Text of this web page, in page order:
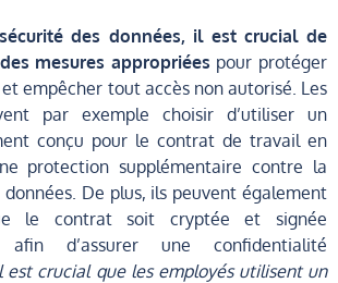
des données, il est crucial de
mesures appropriées pour protéger
empêcher tout accès non autorisé. Les
par exemple choisir d’utiliser un
conçu pour le contrat de travail en
protection supplémentaire contre la
De plus, ils peuvent également
le contrat soit cryptée et signée
afin d’assurer une confidentialité
est crucial que les employés utilisent un